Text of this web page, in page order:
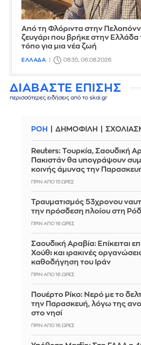
Από τη Φλόριντα στην
ζευγάρι που βρήκε στην Ελλάδα
τόπο για μια νέα ζωή
ΕΛΛΑΔΑ 08:35, 06.08.2026
ΔΙΑΒΑΣΤΕ ΕΠΙΣΗΣ
περισσότερες ειδήσεις από το skai.gr
ΡΟΗ ΔΗΜΟΦΙΛΗ
Reuters: Τουρκία, Σαουδική
Πακιστάν θα υπογράψουν
κοινής άμυνας την
ΠΡΙΝ ΑΠΌ 15 ΏΡΕΣ
Τραυματισμός 53χρονου
την πρόσδεση πλοίου στη
ΠΡΙΝ ΑΠΌ 16 ΏΡΕΣ
Σαουδική Αραβία: Επίκειται
Χούθι και ιρακινές
καθοδήγηση του Ιράν
ΠΡΙΝ ΑΠΌ 16 ΏΡΕΣ
Πουέρτο Ρίκο: Νερό με το
την Παρασκευή, λόγω της
στο νησί
ΠΡΙΝ ΑΠΌ 16 ΏΡΕΣ